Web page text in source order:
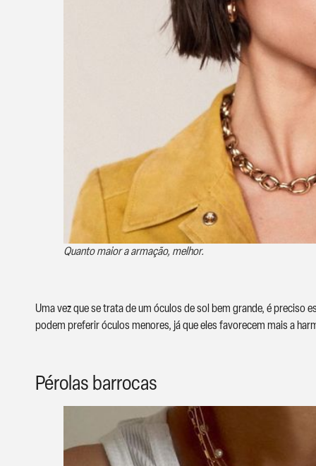
Quanto maior a armação, melhor.
Uma vez que se trata de um óculos de sol bem grande, é preciso
podem preferir óculos menores, já que eles favorecem mais a
Pérolas barrocas